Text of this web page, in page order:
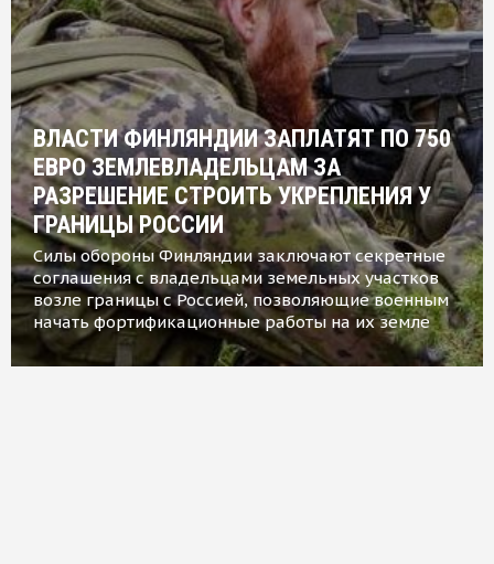
ВЛАСТИ ФИНЛЯНДИИ ЗАПЛАТЯТ ПО 750
ЕВРО ЗЕМЛЕВЛАДЕЛЬЦАМ ЗА
РАЗРЕШЕНИЕ СТРОИТЬ УКРЕПЛЕНИЯ У
ГРАНИЦЫ РОССИИ
Силы обороны Финляндии заключают секретные
соглашения с владельцами земельных участков
возле границы с Россией, позволяющие военным
начать фортификационные работы на их земле